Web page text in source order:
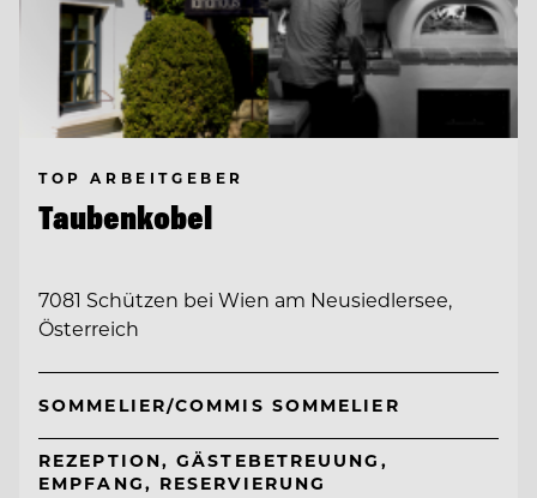
TOP ARBEITGEBER
Taubenkobel
7081 Schützen bei Wien am Neusiedlersee,
Österreich
SOMMELIER/COMMIS SOMMELIER
REZEPTION, GÄSTEBETREUUNG,
EMPFANG, RESERVIERUNG